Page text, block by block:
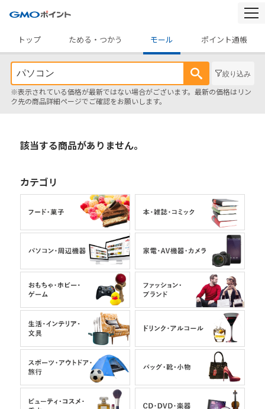
トップ
ためる・つかう モール ポイント通帳
絞り込み
※表示されている価格が最新ではない場合がございます。最新の価格はリン
ク先の商品詳細ページでご確認をお願いします。
該当する商品がありません。
カテゴリ